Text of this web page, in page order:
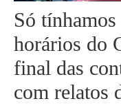
Só
horários do
final das
com relatos